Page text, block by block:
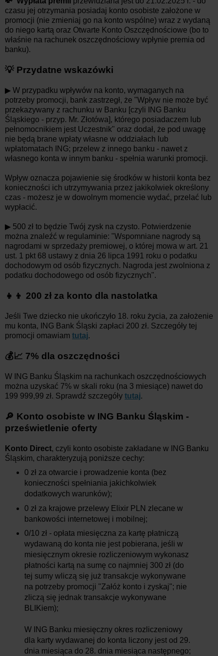
czasu jej otrzymania posiadaj konto osobiste założone w
promocji (nie zmieniaj go na konto wspólne) wraz z wydaną
do niego kartą oraz Otwarte Konto Oszczędnościowe (bo to
właśnie na rachunek oszczędnościowy wpłynie premia od
banku).
💡 Przydatne wskazówki
▶ W przypadku wpływów na konto, wymaganych na
potrzeby promocji, bank zastrzegł, że "Wpływ nie może być
przekazywany z rachunku w Banku [czyli ING Banku
Śląskiego - przyp. Mr. Złotówa], którego posiadaczem lub
pełnomocnikiem jest Uczestnik" oraz dodał, że pod uwagę
nie będą brane wpłaty własne w oddziałach lub
wpłatomatach ING; przelew z innego banku - nawet z
własnego konta w innym banku - spełnia warunki promocji.
Wpływ oznacza pojawienie się środków w historii konta bez
konieczności ich utrzymywania przez jakikolwiek określony
czas - możesz je w dowolnym momencie wydać, przelać lub
wypłacić.
▶ 500 zł to będzie Twój zysk na czysto. Potwierdzenie
można znaleźć w regulaminie: "Wspomniane nagrody są
nagrodami w sprzedaży premiowej, o której mowa w art. 21
ust. 1 pkt 68 ustawy z dnia 26 lipca 1991 roku o podatku
dochodowym od osób fizycznych. Nagroda jest zwolniona z
podatku dochodowego od osób fizycznych".
👧👦 200 zł za konto dla nastolatka
Jeśli Twe dziecko nie ukończyło 18. roku życia, za założenie
mu konta, ING Bank Śląski zapłaci 200 zł. Szczegóły tej
promocji omawiam tutaj.
💰📈 7% dla oszczędności
W ING Banku Śląskim na rachunkach oszczędnościowych
można uzyskać 7% w skali roku (na 3 miesiące) nawet do
199 999,99 zł. Sprawdź szczegóły tutaj.
🔎 Konto osobiste w ING Banku Śląskim -
prześwietlenie oferty
Konto Direct, czyli konto osobiste zakładane w ING Banku
Śląskim, charakteryzują poniższe cechy:
0 zł za otwarcie i prowadzenie konta (bez
konieczności spełniania jakichkolwiek
dodatkowych warunków);
0 zł za krajowe przelewy Elixir PLN zlecane w
bankowości internetowej i mobilnej;
0/10 zł - opłata miesięczna za kartę płatniczą
wydawaną do konta nie jest pobierana, jeśli w
miesięcznym okresie rozliczeniowym wykonasz
płatności kartą na sumę co najmniej 300 zł (do
tej sumy wliczą się już transakcje wykonywane
na potrzeby promocji "Załóż konto i zyskaj"; nie
zliczą się jednak transakcje wykonywane
BLIKiem);
W ING Banku miesięczny okres rozliczeniowy
dla karty wydawanej do konta liczony jest od 29.
dnia miesiąca do 28. dnia miesiąca następnego;